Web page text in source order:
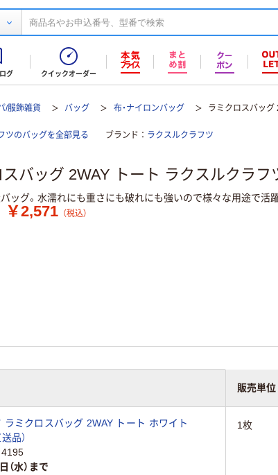
グ クイックオーダー
/服飾雑貨 バッグ 布・ナイロンバッグ ラミクロスバッグ
ツのバッグを全部見る ブランド ラクスルクラフツ
スバッグ 2WAY トート ラクスルクラフ
ッグ。水濡れにも重さにも破れにも強いので様々な用途で活
￥2,571 （税込）
販売単位
ラミクロスバッグ 2WAY トート ホワイト
品）
（水）まで
1枚